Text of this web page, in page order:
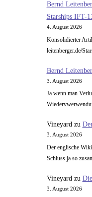
Bernd
Starships IFT-
4. August 2026
Konsolidierter
leitenberger.de/
Bernd
3. August 2026
Ja wenn man
Vineyardzu
3. August 2026
Der englische
Schluss ja so
Vineyard zu
3. August 2026